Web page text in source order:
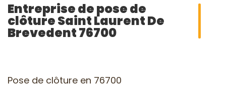
Entreprise de pose de
clôture Saint Laurent De
Brevedent 76700
Pose de clôture en 76700